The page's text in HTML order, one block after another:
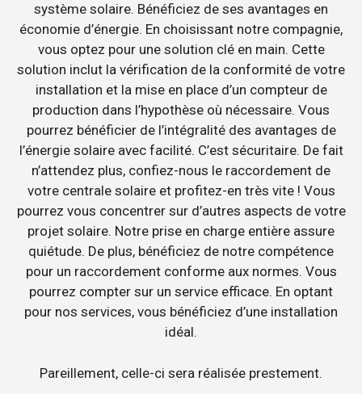
système solaire. Bénéficiez de ses avantages en
économie d’énergie. En choisissant notre compagnie,
vous optez pour une solution clé en main. Cette
solution inclut la vérification de la conformité de votre
installation et la mise en place d’un compteur de
production dans l’hypothèse où nécessaire. Vous
pourrez bénéficier de l’intégralité des avantages de
l’énergie solaire avec facilité. C’est sécuritaire. De fait
n’attendez plus, confiez-nous le raccordement de
votre centrale solaire et profitez-en très vite ! Vous
pourrez vous concentrer sur d’autres aspects de votre
projet solaire. Notre prise en charge entière assure
quiétude. De plus, bénéficiez de notre compétence
pour un raccordement conforme aux normes. Vous
pourrez compter sur un service efficace. En optant
pour nos services, vous bénéficiez d’une installation
idéal.
Pareillement, celle-ci sera réalisée prestement.